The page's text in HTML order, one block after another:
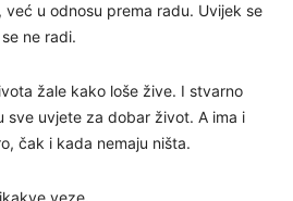
u odnosu prema radu. Uvijek se
ne radi.
žale kako loše žive. I stvarno
sve uvjete za dobar život. A ima i
čak i kada nemaju ništa.